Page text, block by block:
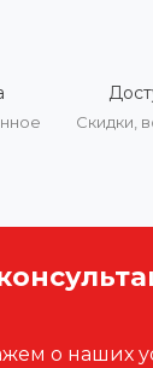
Скидки,
о наших